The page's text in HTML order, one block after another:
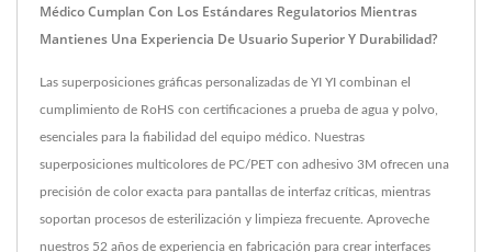
Médico Cumplan Con Los Estándares Regulatorios Mientras
Mantienes Una Experiencia De Usuario Superior Y Durabilidad?
Las superposiciones gráficas personalizadas de YI YI combinan el
cumplimiento de RoHS con certificaciones a prueba de agua y polvo,
esenciales para la fiabilidad del equipo médico. Nuestras
superposiciones multicolores de PC/PET con adhesivo 3M ofrecen una
precisión de color exacta para pantallas de interfaz críticas, mientras
soportan procesos de esterilización y limpieza frecuente. Aproveche
nuestros 52 años de experiencia en fabricación para crear interfaces